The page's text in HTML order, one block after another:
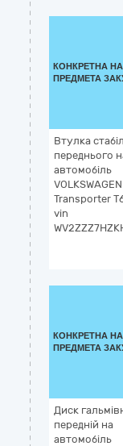
КОНКРЕТНА
ПРЕДМЕТА
Втулка
переднього
автомобіль
VOLKSWAGEN
Transporter
vin
КОНКРЕТНА
ПРЕДМЕТА
Диск
передній на
автомобіль